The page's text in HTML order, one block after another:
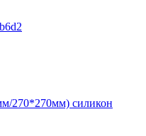
270*270мм) силикон